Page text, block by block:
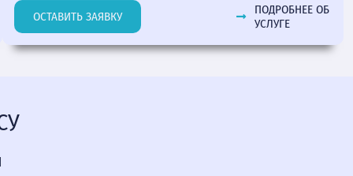
ОСТАВИТЬ ЗАЯВКУ
ПОДРОБНЕЕ ОБ
УСЛУГЕ